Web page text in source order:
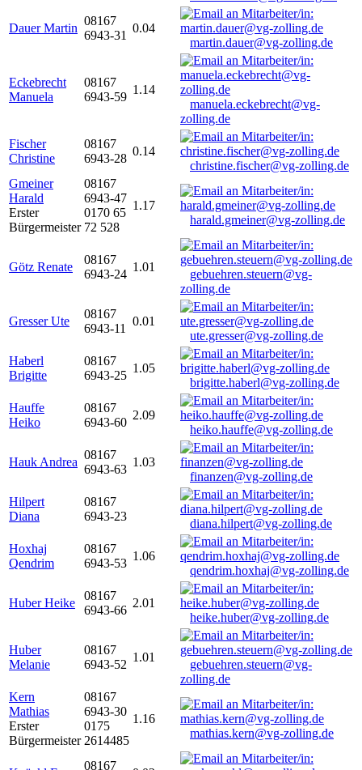
Dauer Martin
08167
6943-31
0.04
martin.dauer@vg-zolling.de
Eckebrecht
Manuela
08167
6943-59
1.14
manuela.eckebrecht@vg-
zolling.de
Fischer
Christine
08167
6943-28
0.14
christine.fischer@vg-zolling.de
Gmeiner
Harald
Erster
Bürgermeister
08167
6943-47
0170 65
72 528
1.17
harald.gmeiner@vg-zolling.de
Götz Renate
08167
6943-24
1.01
gebuehren.steuern@vg-
zolling.de
Gresser Ute
08167
6943-11
0.01
ute.gresser@vg-zolling.de
Haberl
Brigitte
08167
6943-25
1.05
brigitte.haberl@vg-zolling.de
Hauffe
Heiko
08167
6943-60
2.09
heiko.hauffe@vg-zolling.de
Hauk Andrea
08167
6943-63
1.03
finanzen@vg-zolling.de
Hilpert
Diana
08167
6943-23
diana.hilpert@vg-zolling.de
Hoxhaj
Qendrim
08167
6943-53
1.06
qendrim.hoxhaj@vg-zolling.de
Huber Heike
08167
6943-66
2.01
heike.huber@vg-zolling.de
Huber
Melanie
08167
6943-52
1.01
gebuehren.steuern@vg-
zolling.de
Kern
Mathias
Erster
Bürgermeister
08167
6943-30
0175
2614485
1.16
mathias.kern@vg-zolling.de
08167